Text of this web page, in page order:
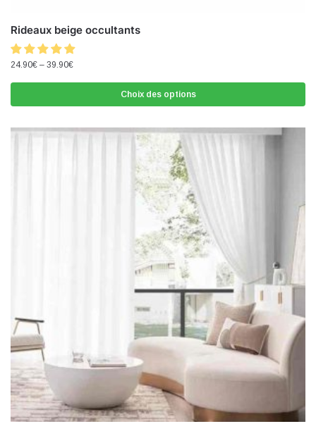
Rideaux beige occultants
24.90€ – 39.90€
Choix des options